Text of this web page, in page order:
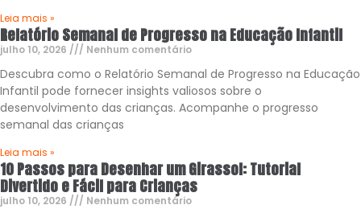
Leia mais »
Relatório Semanal de Progresso na Educação Infantil
julho 10, 2026 Nenhum comentário
Descubra como o Relatório Semanal de Progresso na Educação
Infantil pode fornecer insights valiosos sobre o
desenvolvimento das crianças. Acompanhe o progresso
semanal das crianças
Leia mais »
10 Passos para Desenhar um Girassol: Tutorial
Divertido e Fácil para Crianças
julho 10, 2026 Nenhum comentário